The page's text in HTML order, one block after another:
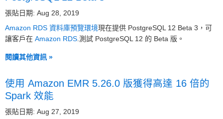
張貼日期: Aug 28, 2019
Amazon RDS 資料庫預覽環境現在提供 PostgreSQL 12 Beta 3，可
讓客戶在 Amazon RDS .測試 PostgreSQL 12 的 Beta 版。
閱讀其他資訊 »
使用 Amazon EMR 5.26.0 版獲得高達 16 倍的
Spark 效能
張貼日期: Aug 27, 2019